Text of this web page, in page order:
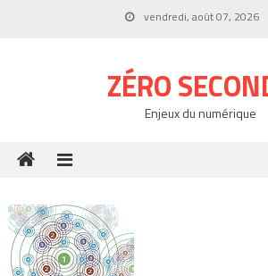
vendredi, août 07, 2026
ZÉRO
Enjeux du numérique